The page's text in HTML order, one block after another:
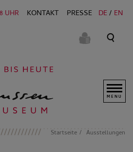
UHR KONTAKT PRESSE DE EN
MENU
Startseite Ausstellungen